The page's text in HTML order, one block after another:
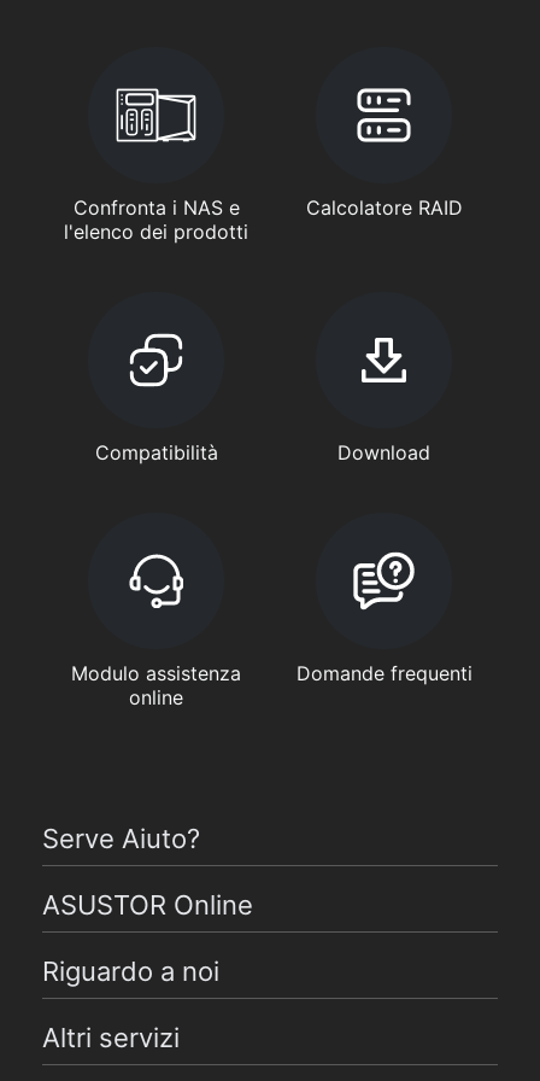
Confronta i NAS e
l'elenco dei prodotti
Calcolatore RAID
Compatibilità Download
Modulo assistenza
online
Domande frequenti
Serve Aiuto?
ASUSTOR Online
Riguardo a noi
Altri servizi